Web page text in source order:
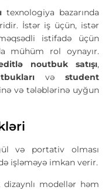
texnologiya bazarında
İstər iş üçün, istər
istifadə üçün
mühüm rol oynayır.
noutbuk satışı,
və student
və tələblərinə uyğun
və portativ olması
işləməyə imkan verir.
dizaynlı modellər həm